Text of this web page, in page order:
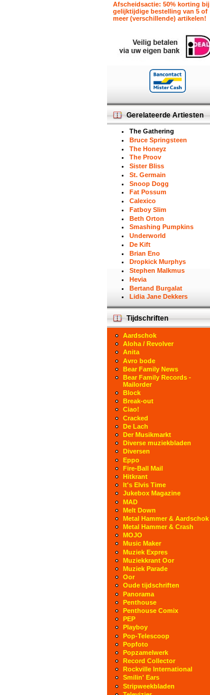
Afscheidsactie: 50% korting bij
gelijktijdige bestelling van 5 of
meer (verschillende) artikelen!
Gerelateerde Artiesten
The Gathering
Bruce Springsteen
The Honeyz
The Proov
Sister Bliss
St. Germain
Snoop Dogg
Fat Possum
Calexico
Fatboy Slim
Beth Orton
Smashing Pumpkins
Underworld
De Kift
Brian Eno
Dropkick Murphys
Stephen Malkmus
Hevia
Bertand Burgalat
Lidia Jane Dekkers
Tijdschriften
Aardschok
Aloha / Revolver
Anita
Avro bode
Bear Family News
Bear Family Records -
Mailorder
Block
Break-out
Ciao!
Cracked
De Lach
Der Musikmarkt
Diverse muziekbladen
Diversen
Eppo
Fire-Ball Mail
Hitkrant
It's Elvis Time
Jukebox Magazine
MAD
Melt Down
Metal Hammer & Aardschok
Metal Hammer & Crash
MOJO
Music Maker
Muziek Expres
Muziekkrant Oor
Muziek Parade
Oor
Oude tijdschriften
Panorama
Penthouse
Penthouse Comix
PEP
Playboy
Pop-Telescoop
Popfoto
Popzamelwerk
Record Collector
Rockville International
Smilin' Ears
Stripweekbladen